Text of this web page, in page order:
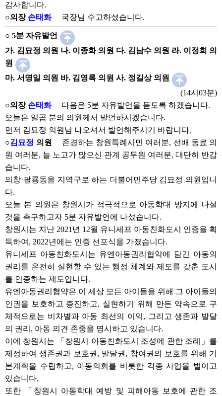
감사합니다.
○의장 손태화 국장님 수고하셨습니다.
○ 5분 자유발언
가. 김묘정 의원 나. 이종화 의원 다. 김남수 의원 라. 이정희 의
원
마. 서명일 의원 바. 김영록 의원 사. 정길상 의원
(14시03분)
○의장 손태화
다음은 5분 자유발언을 듣도록 하겠습니다.
오늘은 일곱 분의 의원께서 발언하시겠습니다.
먼저 김묘정 의원님 나오셔서 발언해주시기 바랍니다.
○김묘정 의원
존경하는 창원특례시민 여러분, 선배 동료 의
원 여러분, 늘 노고가 많으신 관계 공무원 여러분, 대단히 반갑
습니다.
의창·팔룡동을 지역구로 하는 더불어민주당 김묘정 의원입니
다.
오늘 본 의원은 창원시가 적극적으로 아동학대 방지에 나설
것을 촉구하고자 5분 자유발언에 나섰습니다.
창원시는 지난 2021년 12월 유니세프 아동친화도시 인증을 획
득하여, 2022년에는 인증 선포식을 가졌습니다.
유니세프 아동친화도시는 유엔아동권리협약에 담긴 아동의
권리를 온전히 실현할 수 있는 행정 체계와 제도를 갖춘 도시
를 인증하는 제도입니다.
유엔아동권리협약은 이 세상 모든 아이들을 위해 그 아이들의
인권을 보호하고 증진하고, 실현하기 위해 만든 약속으로 구
체적으로는 비차별과 아동 최선의 이익, 그리고 생존과 발달
의 권리, 아동 의견 존중을 명시하고 있습니다.
이에 창원시는 「창원시 아동친화도시 조성에 관한 조례」를
제정하여 생존권과 보호권, 발달권, 참여권의 보호를 위해 기
본계획을 수립하고, 아동의회를 비롯한 각종 사업을 벌이고
있습니다.
또한 「창원시 아동학대 예방 및 피해아동 보호에 관한 조